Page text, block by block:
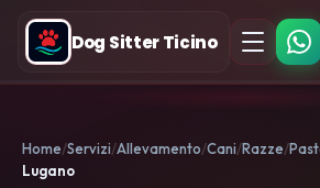
Dog Sitter Ticino
Home Servizi Allevamento Cani Razze
Lugano